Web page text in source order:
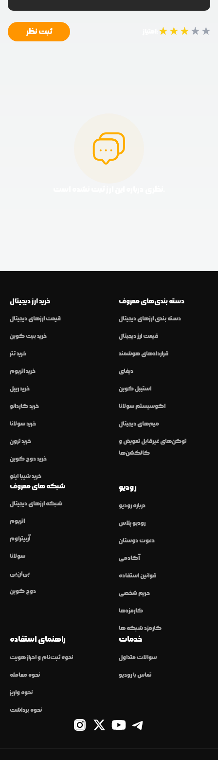
★★★★★ ثبت نظر
خرید ارز دیجیتال
قیمت ارزهای دیجیتال
خرید بیت کوین
خرید تتر
خرید اتریوم
خرید ریپل
خرید کاردانو
خرید سولانا
خرید ترون
خرید دوج کوین
خرید شیبا اینو
دسته بندی‌های معروف
دسته بندی ارزهای دیجیتال
قیمت ارز دیجیتال
قراردادهای هوشمند
دیفای
استیبل کوین
اکوسیستم سولانا
میم‌های دیجیتال
توکن‌های غیرقابل تعویض و
کالکشن‌ها
شبکه های معروف
شبکه ارزهای دیجیتال
اتریوم
آربیتراوم
سولانا
بی‌ان‌بی
دوج کوین
رودیو
درباره رودیو
رودیو پلاس
دعوت دوستان
آکادمی
قوانین استفاده
حریم شخصی
کارمزدها
کارمزد شبکه ها
راهنمای استفاده
نحوه ثبت‌نام و احراز هویت
نحوه معامله
نحوه واریز
نحوه برداشت
خدمات
سوالات متداول
تماس با رودیو